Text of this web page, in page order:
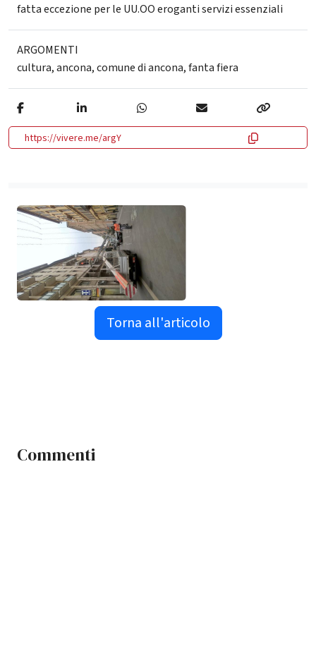
fatta eccezione per le UU.OO eroganti servizi essenziali
ARGOMENTI
cultura,ancona,comune di ancona,fanta fiera
https://vivere.me/argY
Torna all'articolo
Commenti